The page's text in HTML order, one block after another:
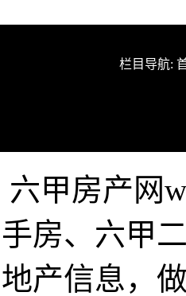
栏目导航:
六甲房产网
手房、六甲
地产信息，